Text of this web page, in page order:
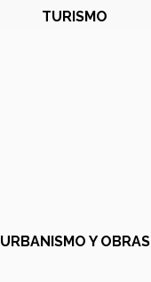
TURISMO
URBANISMO Y OBRAS